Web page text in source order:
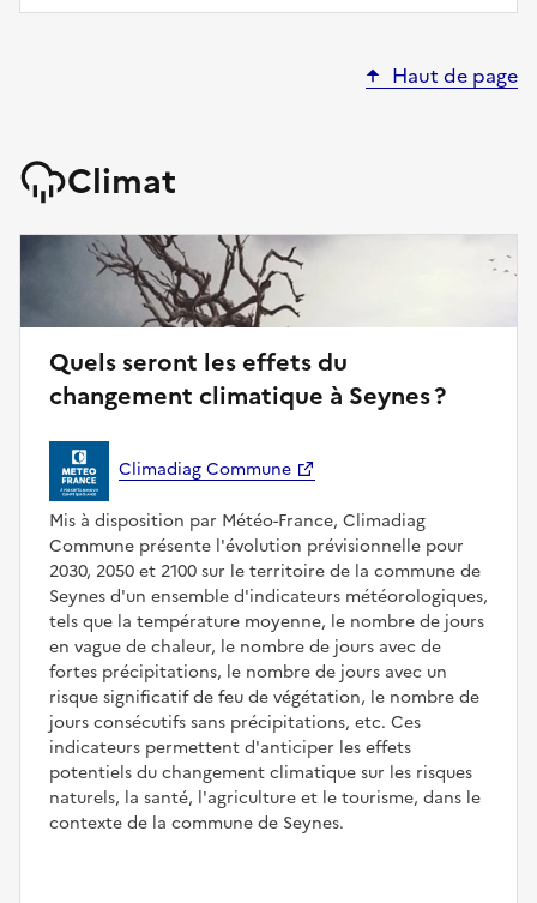
Haut de page
Climat
Quels seront les effets du
changement climatique à Seynes ?
Climadiag Commune
Mis à disposition par Météo-France, Climadiag
Commune présente l'évolution prévisionnelle pour
2030, 2050 et 2100 sur le territoire de la commune de
Seynes d'un ensemble d'indicateurs météorologiques,
tels que la température moyenne, le nombre de jours
en vague de chaleur, le nombre de jours avec de
fortes précipitations, le nombre de jours avec un
risque significatif de feu de végétation, le nombre de
jours consécutifs sans précipitations, etc. Ces
indicateurs permettent d'anticiper les effets
potentiels du changement climatique sur les risques
naturels, la santé, l'agriculture et le tourisme, dans le
contexte de la commune de Seynes.